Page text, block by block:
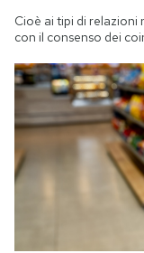
Cioè ai tipi di
con il consenso dei